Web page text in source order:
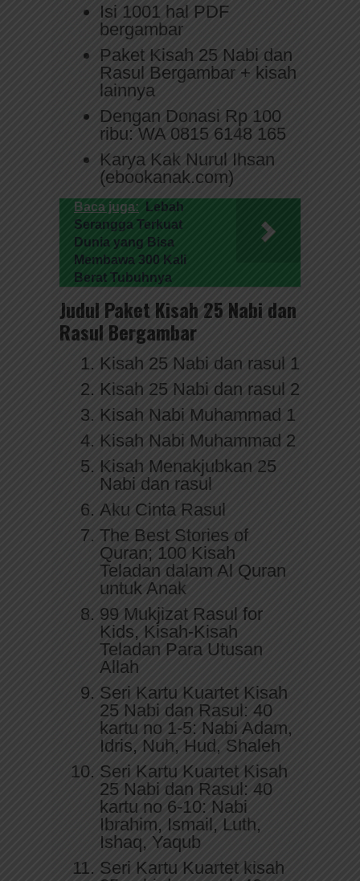
Isi 1001 hal PDF
bergambar
Paket Kisah 25 Nabi dan
Rasul Bergambar + kisah
lainnya
Dengan Donasi Rp 100
ribu: WA 0815 6148 165
Karya Kak Nurul Ihsan
(ebookanak.com)
Baca juga:
Lebah
Serangga Terkuat
Dunia yang Bisa
Membawa 300 Kali
Berat Tubuhnya
Judul Paket Kisah 25 Nabi dan
Rasul Bergambar
Kisah 25 Nabi dan rasul 1
Kisah 25 Nabi dan rasul 2
Kisah Nabi Muhammad 1
Kisah Nabi Muhammad 2
Kisah Menakjubkan 25
Nabi dan rasul
Aku Cinta Rasul
The Best Stories of
Quran; 100 Kisah
Teladan dalam Al Quran
untuk Anak
99 Mukjizat Rasul for
Kids, Kisah-Kisah
Teladan Para Utusan
Allah
Seri Kartu Kuartet Kisah
25 Nabi dan Rasul: 40
kartu no 1-5: Nabi Adam,
Idris, Nuh, Hud, Shaleh
Seri Kartu Kuartet Kisah
25 Nabi dan Rasul: 40
kartu no 6-10: Nabi
Ibrahim, Ismail, Luth,
Ishaq, Yaqub
Seri Kartu Kuartet kisah